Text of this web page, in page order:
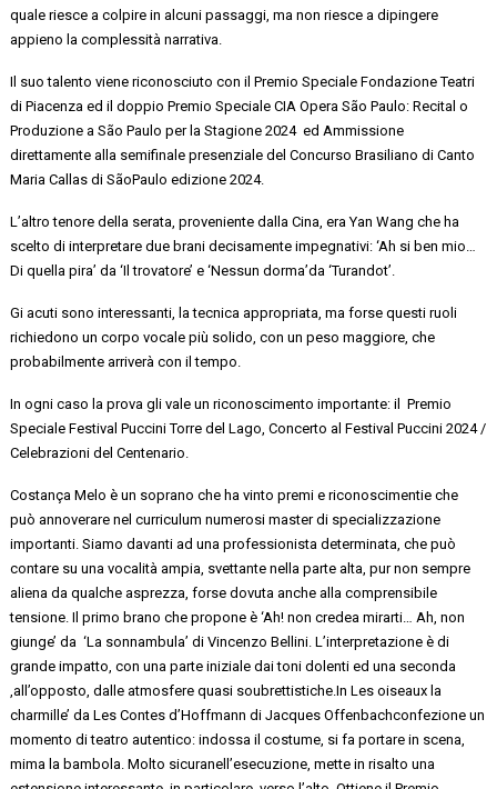
quale riesce a colpire in alcuni passaggi, ma non riesce a dipingere
appieno la complessità narrativa.
Il suo talento viene riconosciuto conil Premio Speciale Fondazione Teatri
di Piacenza ed ildoppioPremio Speciale CIA OperaSão Paulo: Recital o
Produzione aSão Paulo per la Stagione2024 ed Ammissione
direttamente alla semifinale presenziale delConcurso Brasiliano di Canto
Maria Callas diSãoPaulo edizione 2024.
L’altro tenore della serata, proveniente dalla Cina, era Yan Wangche ha
scelto di interpretare due brani decisamente impegnativi: ‘Ah si ben mio…
Di quella pira’ da ‘Il trovatore’ e ‘Nessundorma’da ‘Turandot’
Gi acuti sono interessanti, la tecnica appropriata, ma forse questi ruoli
richiedono un corpo vocale più solido, con un peso maggiore, che
probabilmente arriverà con il tempo.
In ogni caso la prova gli vale un riconoscimento importante:ilPremio
Speciale Festival Puccini Torre del Lago, Concerto al Festival Puccini 2024 /
Celebrazioni del Centenario.
Costança Meloè un soprano che ha vinto premi ericonoscimentie che
può annoverare nel curriculum numerosi master di specializzazione
importanti .Siamo davanti ad una professionista determinata, che può
contare su unavocalità ampia, svettante nella parte alta, pur non sempre
alienada qualche asprezza, forse dovuta anche alla comprensibile
tensione . Il primo brano che propone è ‘Ah! noncredea mirarti… Ah, non
giunge’da ‘La sonnambula’ di Vincenzo Bellini. L’interpretazione è di
grande impatto, con una parte iniziale dai toni dolenti ed una seconda
,all’opposto, dalle atmosfere quasi soubrettistiche.In Les oiseaux la
charmille’ daLes Contes d’Hoffmann di Jacques Offenbachconfezione un
momento di teatro autentico: indossa il costume, si fa portare in scena,
mima la bambola.Molto sicuranell’esecuzione,mette in risalto una